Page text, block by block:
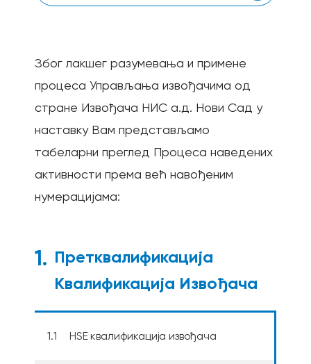
Због лакшег разумевања и примене
процеса Управљања извођачима од
стране Извођача НИС а.д. Нови Сад у
наставку Вам представљамо
табеларни преглед Процеса наведених
активности према већ навођеним
нумерацијама:
1. Претквалификација
Kвалификација Извођача
1.1 НЅЕ квалификација извођача